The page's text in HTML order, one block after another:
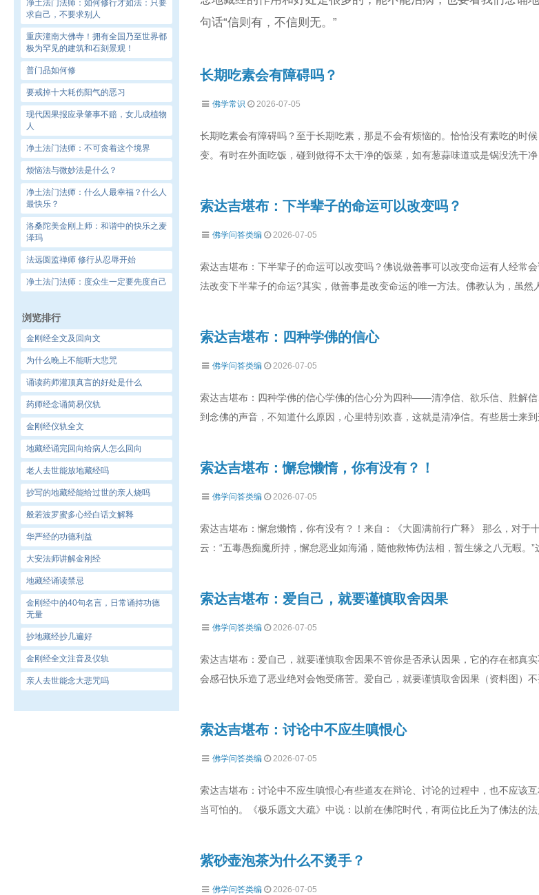
净土法门法师：如何修行才如法：只要
求自己，不要求别人
重庆潼南大佛寺！拥有全国乃至世界都
极为罕见的建筑和石刻景观！
普门品如何修
要戒掉十大耗伤阳气的恶习
现代因果报应录肇事不赔，女儿成植物
人
净土法门法师：不可贪着这个境界
烦恼法与微妙法是什么？
净土法门法师：什么人最幸福？什么人
最快乐？
洛桑陀美金刚上师：和谐中的快乐之麦
泽玛
法远圆监禅师 修行从忍辱开始
净土法门法师：度众生一定要先度自己
浏览排行
金刚经全文及回向文
为什么晚上不能听大悲咒
诵读药师灌顶真言的好处是什么
药师经念诵简易仪轨
金刚经仪轨全文
地藏经诵完回向给病人怎么回向
老人去世能放地藏经吗
抄写的地藏经能给过世的亲人烧吗
般若波罗蜜多心经白话文解释
华严经的功德利益
大安法师讲解金刚经
地藏经诵读禁忌
金刚经中的40句名言，日常诵持功德
无量
抄地藏经抄几遍好
金刚经全文注音及仪轨
亲人去世能念大悲咒吗
句话“信则有，不信则无。”
长期吃素会有障碍吗？
佛学常识 2026-07-05
长期吃素会有障碍吗？至于长期吃素，那是不会有烦恼的。恰恰没有素吃的时
变。有时在外面吃饭，碰到做得不太干净的饭菜，如有葱蒜味道或是锅没洗干净
索达吉堪布：下半辈子的命运可以改变吗？
佛学问答类编 2026-07-05
索达吉堪布：下半辈子的命运可以改变吗？佛说做善事可以改变命运有人经常
法改变下半辈子的命运?其实，做善事是改变命运的唯一方法。佛教认为，虽然
索达吉堪布：四种学佛的信心
佛学问答类编 2026-07-05
索达吉堪布：四种学佛的信心学佛的信心分为四种——清净信、欲乐信、胜解
到念佛的声音，不知道什么原因，心里特别欢喜，这就是清净信。有些居士来到
索达吉堪布：懈怠懒惰，你有没有？！
佛学问答类编 2026-07-05
索达吉堪布：懈怠懒惰，你有没有？！来自：《大圆满前行广释》 那么，对于
云：“五毒愚痴魔所持，懈怠恶业如海涌，随他救怖伪法相，暂生缘之八无暇。”
索达吉堪布：爱自己，就要谨慎取舍因果
佛学问答类编 2026-07-05
索达吉堪布：爱自己，就要谨慎取舍因果不管你是否承认因果，它的存在都真
会感召快乐造了恶业绝对会饱受痛苦。爱自己，就要谨慎取舍因果（资料图）不
索达吉堪布：讨论中不应生嗔恨心
佛学问答类编 2026-07-05
索达吉堪布：讨论中不应生嗔恨心有些道友在辩论、讨论的过程中，也不应该
当可怕的。《极乐愿文大疏》中说：以前在佛陀时代，有两位比丘为了佛法的法
紫砂壶泡茶为什么不烫手？
佛学问答类编 2026-07-05